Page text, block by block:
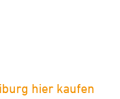
hier kaufen